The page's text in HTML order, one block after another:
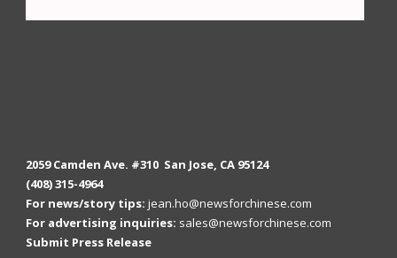
2059 Camden Ave. #310 San Jose, CA 95124
(408) 315-4964
For news/story tips: jean.ho@newsforchinese.com
For advertising inquiries: sales@newsforchinese.com
Submit Press Release